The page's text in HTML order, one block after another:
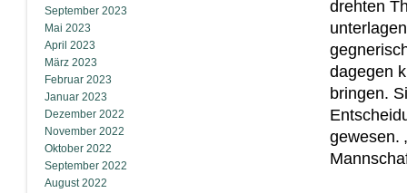
September 2023
Mai 2023
April 2023
März 2023
Februar 2023
Januar 2023
Dezember 2022
November 2022
Oktober 2022
September 2022
August 2022
drehten
dagegen
bringen.
gewesen.